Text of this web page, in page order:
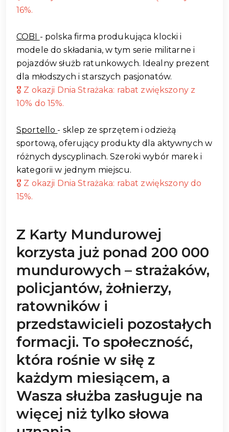
16%.
COBI - polska firma produkująca klocki i
modele do składania, w tym serie militarne i
pojazdów służb ratunkowych. Idealny prezent
dla młodszych i starszych pasjonatów.
🎖️ Z okazji Dnia Strażaka: rabat zwiększony z
10% do 15%.
Sportello - sklep ze sprzętem i odzieżą
sportową, oferujący produkty dla aktywnych w
różnych dyscyplinach. Szeroki wybór marek i
kategorii w jednym miejscu.
🎖️ Z okazji Dnia Strażaka: rabat zwiększony do
15%.
Z Karty Mundurowej
korzysta już ponad 200 000
mundurowych – strażaków,
policjantów, żołnierzy,
ratowników i
przedstawicieli pozostałych
formacji. To społeczność,
która rośnie w siłę z
każdym miesiącem, a
Wasza służba zasługuje na
więcej niż tylko słowa